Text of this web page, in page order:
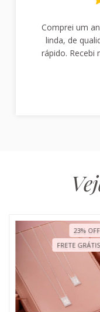
Comprei um
linda, de
rápido. Recebi
23% OFF
FRETE GRÁTIS